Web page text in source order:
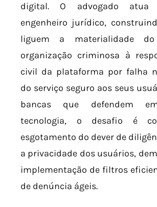
digital. O advogado
engenheiro jurídico,
liguem a materialidade
organização criminosa à
civil da plataforma por falha
do serviço seguro aos seus
bancas que defendem
tecnologia, o desafio é
esgotamento do dever de
a privacidade dos usuários,
implementação de filtros
de denúncia ágeis.